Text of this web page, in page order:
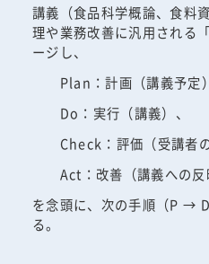
講義（食品科学概論、食料
理や業務改善に汎用される
ージし、
Plan：計画（講義予定）
Do：実行（講義）、
Check：評価（受講者の
Act：改善（講義への反
を念頭に、次の手順（P →
る。